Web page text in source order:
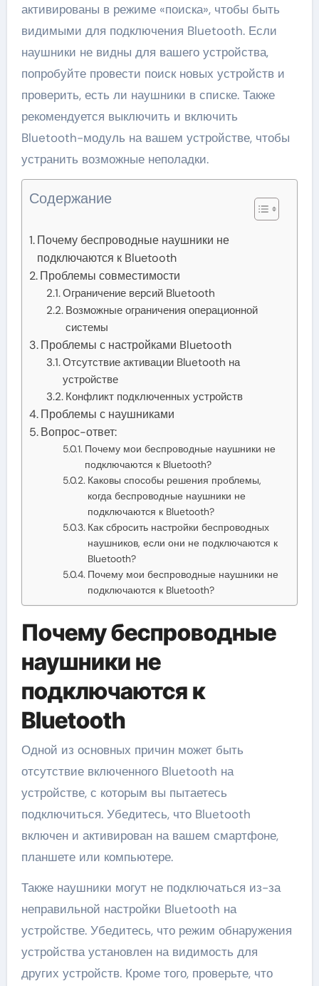
активированы в режиме «поиска», чтобы быть
видимыми для подключения Bluetooth. Если
наушники не видны для вашего устройства,
попробуйте провести поиск новых устройств и
проверить, есть ли наушники в списке. Также
рекомендуется выключить и включить
Bluetooth-модуль на вашем устройстве, чтобы
устранить возможные неполадки.
Содержание
Почему беспроводные наушники не
подключаются к Bluetooth
Проблемы совместимости
Ограничение версий Bluetooth
Возможные ограничения операционной
системы
Проблемы с настройками Bluetooth
Отсутствие активации Bluetooth на
устройстве
Конфликт подключенных устройств
Проблемы с наушниками
Вопрос-ответ:
Почему мои беспроводные наушники не
подключаются к Bluetooth?
Каковы способы решения проблемы,
когда беспроводные наушники не
подключаются к Bluetooth?
Как сбросить настройки беспроводных
наушников, если они не подключаются к
Bluetooth?
Почему мои беспроводные наушники не
подключаются к Bluetooth?
Почему беспроводные
наушники не
подключаются к
Bluetooth
Одной из основных причин может быть
отсутствие включенного Bluetooth на
устройстве, с которым вы пытаетесь
подключиться. Убедитесь, что Bluetooth
включен и активирован на вашем смартфоне,
планшете или компьютере.
Также наушники могут не подключаться из-за
неправильной настройки Bluetooth на
устройстве. Убедитесь, что режим обнаружения
устройства установлен на видимость для
других устройств. Кроме того, проверьте, что